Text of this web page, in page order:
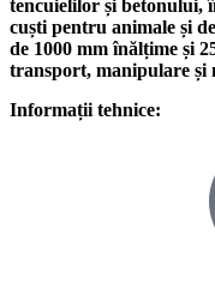
tencuielilor și betonului,
cuști pentru animale și
de 1000 mm înălțime și
transport, manipulare și
Informații tehnice: